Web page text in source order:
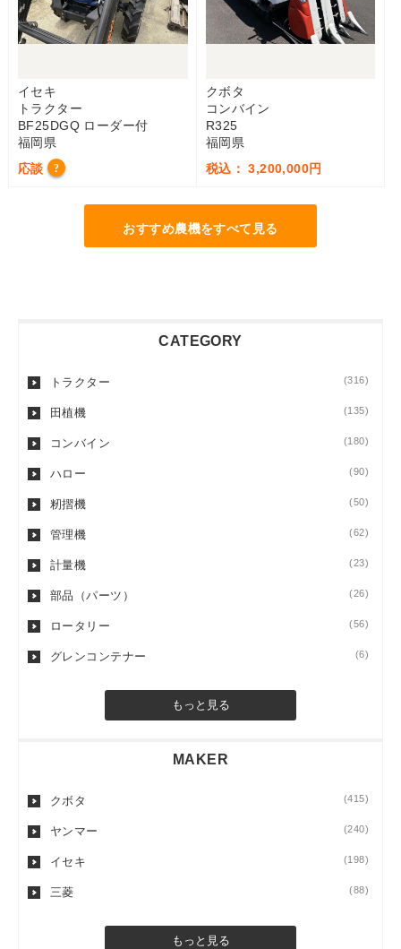
イセキ
トラクター
BF25DGQ ローダー付
福岡県
応談
?
クボタ
コンバイン
R325
福岡県
税込： 3,200,000円
おすすめ農機をすべて見る
CATEGORY
トラクター (316)
田植機 (135)
コンバイン (180)
ハロー (90)
籾摺機 (50)
管理機 (62)
計量機 (23)
部品（パーツ） (26)
ロータリー (56)
グレンコンテナー (6)
もっと見る
MAKER
クボタ (415)
ヤンマー (240)
イセキ (198)
三菱 (88)
もっと見る